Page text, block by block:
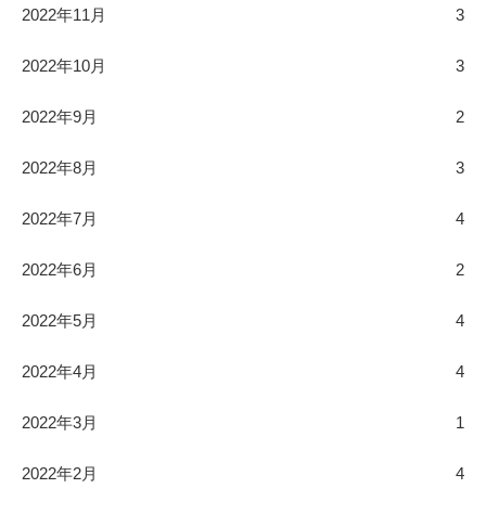
2022年11月 3
2022年10月 3
2022年9月 2
2022年8月 3
2022年7月 4
2022年6月 2
2022年5月 4
2022年4月 4
2022年3月 1
2022年2月 4